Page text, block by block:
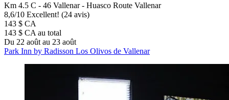
Km 4.5 C - 46 Vallenar - Huasco Route Vallenar
8,6/10 Excellent! (24 avis)
143 $ CA
143 $ CA au total
Du 22 août au 23 août
Park Inn by Radisson Los Olivos de Vallenar